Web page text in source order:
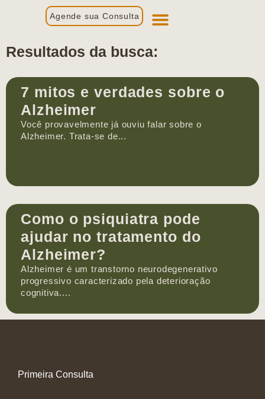
Agende sua Consulta
Resultados da busca:
7 mitos e verdades sobre o
Alzheimer
Você provavelmente já ouviu falar sobre o
Alzheimer. Trata-se de...
Como o psiquiatra pode
ajudar no tratamento do
Alzheimer?
Alzheimer é um transtorno neurodegenerativo
progressivo caracterizado pela deterioração
cognitiva....
Primeira Consulta